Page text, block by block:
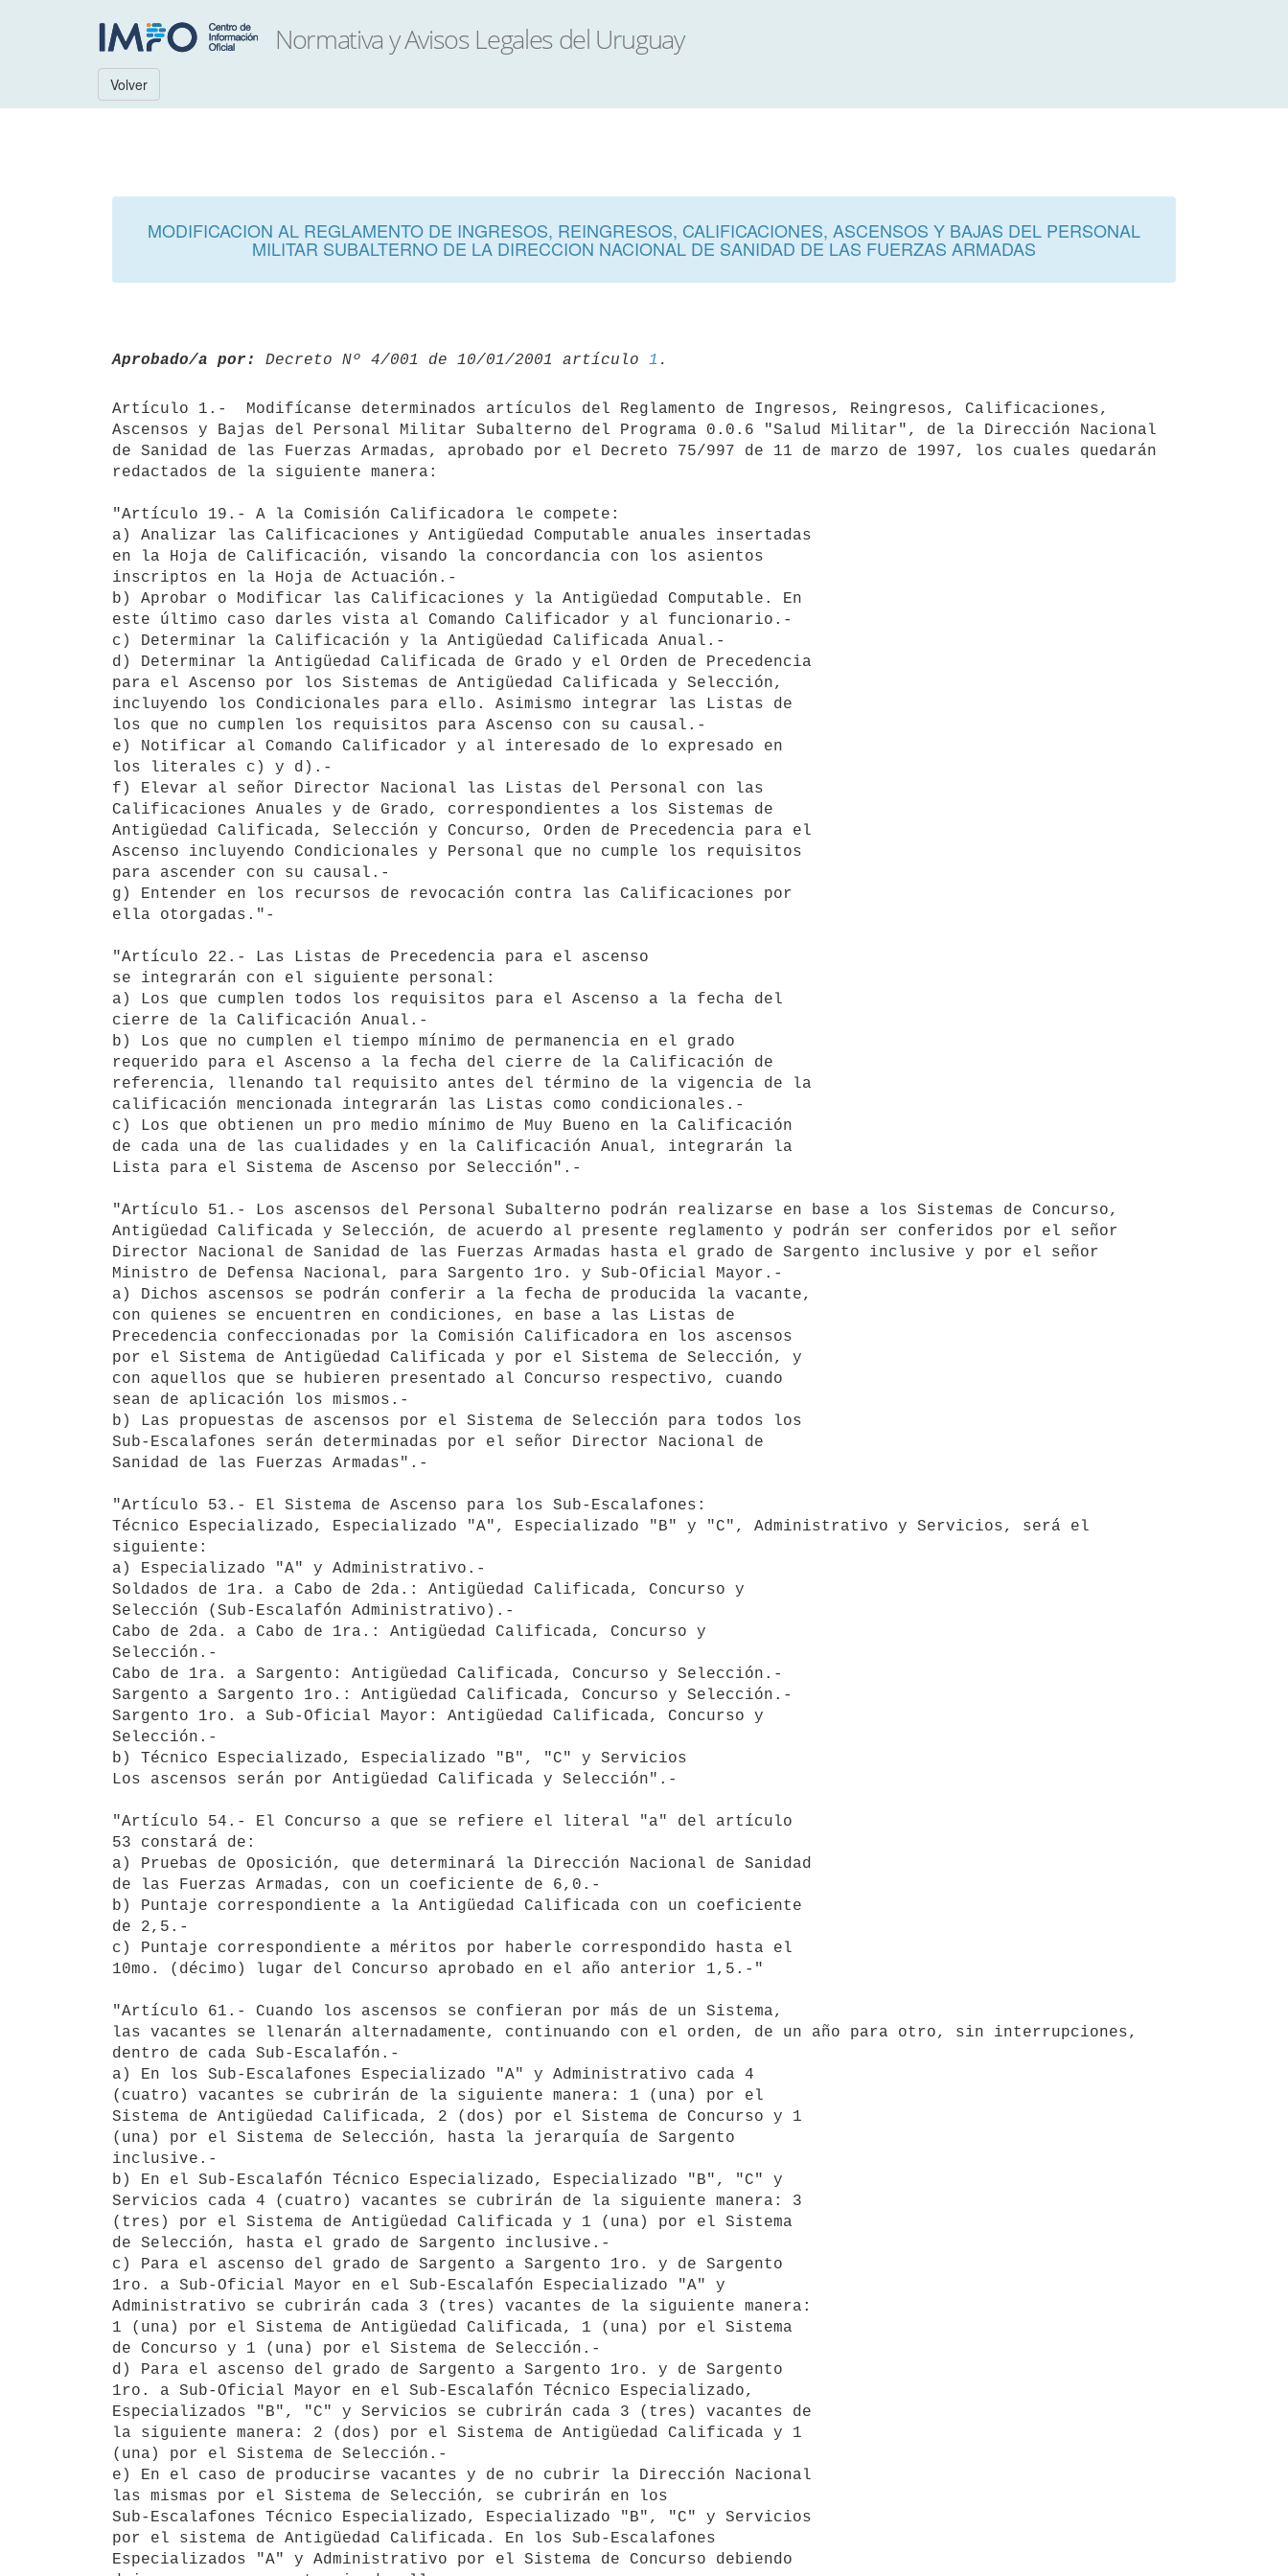
Volver
MODIFICACION AL REGLAMENTO DE INGRESOS, REINGRESOS, CALIFICACIONES, ASCENSOS Y BAJAS DEL PERSONAL
MILITAR SUBALTERNO DE LA DIRECCION NACIONAL DE SANIDAD DE LAS FUERZAS ARMADAS
Aprobado/a por: Decreto Nº 4/001 de 10/01/2001 artículo 1
Artículo 1.-  Modifícanse determinados artículos del Reglamento de Ingresos, Reingresos, Calificaciones,
Ascensos y Bajas del Personal Militar Subalterno del Programa 0.0.6 "Salud Militar", de la Dirección Nacional
de Sanidad de las Fuerzas Armadas, aprobado por el Decreto 75/997 de 11 de marzo de 1997, los cuales quedarán
redactados de la siguiente manera:
"Artículo 19.- A la Comisión Calificadora le compete:
a) Analizar las Calificaciones y Antigüedad Computable anuales insertadas
en la Hoja de Calificación, visando la concordancia con los asientos
inscriptos en la Hoja de Actuación.-
b) Aprobar o Modificar las Calificaciones y la Antigüedad Computable. En
este último caso darles vista al Comando Calificador y al funcionario.-
c) Determinar la Calificación y la Antigüedad Calificada Anual.-
d) Determinar la Antigüedad Calificada de Grado y el Orden de Precedencia
para el Ascenso por los Sistemas de Antigüedad Calificada y Selección,
incluyendo los Condicionales para ello. Asimismo integrar las Listas de
los que no cumplen los requisitos para Ascenso con su causal.-
e) Notificar al Comando Calificador y al interesado de lo expresado en
los literales c) y d).-
f) Elevar al señor Director Nacional las Listas del Personal con las
Calificaciones Anuales y de Grado, correspondientes a los Sistemas de
Antigüedad Calificada, Selección y Concurso, Orden de Precedencia para el
Ascenso incluyendo Condicionales y Personal que no cumple los requisitos
para ascender con su causal.-
g) Entender en los recursos de revocación contra las Calificaciones por
ella otorgadas."-
"Artículo 22.- Las Listas de Precedencia para el ascenso
se integrarán con el siguiente personal:
a) Los que cumplen todos los requisitos para el Ascenso a la fecha del
cierre de la Calificación Anual.-
b) Los que no cumplen el tiempo mínimo de permanencia en el grado
requerido para el Ascenso a la fecha del cierre de la Calificación de
referencia, llenando tal requisito antes del término de la vigencia de la
calificación mencionada integrarán las Listas como condicionales.-
c) Los que obtienen un pro medio mínimo de Muy Bueno en la Calificación
de cada una de las cualidades y en la Calificación Anual, integrarán la
Lista para el Sistema de Ascenso por Selección".-
"Artículo 51.- Los ascensos del Personal Subalterno podrán realizarse en base a los Sistemas de Concurso,
Antigüedad Calificada y Selección, de acuerdo al presente reglamento y podrán ser conferidos por el señor
Director Nacional de Sanidad de las Fuerzas Armadas hasta el grado de Sargento inclusive y por el señor
Ministro de Defensa Nacional, para Sargento 1ro. y Sub-Oficial Mayor.-
a) Dichos ascensos se podrán conferir a la fecha de producida la vacante,
con quienes se encuentren en condiciones, en base a las Listas de
Precedencia confeccionadas por la Comisión Calificadora en los ascensos
por el Sistema de Antigüedad Calificada y por el Sistema de Selección, y
con aquellos que se hubieren presentado al Concurso respectivo, cuando
sean de aplicación los mismos.-
b) Las propuestas de ascensos por el Sistema de Selección para todos los
Sub-Escalafones serán determinadas por el señor Director Nacional de
Sanidad de las Fuerzas Armadas".-
"Artículo 53.- El Sistema de Ascenso para los Sub-Escalafones:
Técnico Especializado, Especializado "A", Especializado "B" y "C", Administrativo y Servicios, será el
siguiente:
a) Especializado "A" y Administrativo.-
Soldados de 1ra. a Cabo de 2da.: Antigüedad Calificada, Concurso y
Selección (Sub-Escalafón Administrativo).-
Cabo de 2da. a Cabo de 1ra.: Antigüedad Calificada, Concurso y
Selección.-
Cabo de 1ra. a Sargento: Antigüedad Calificada, Concurso y Selección.-
Sargento a Sargento 1ro.: Antigüedad Calificada, Concurso y Selección.-
Sargento 1ro. a Sub-Oficial Mayor: Antigüedad Calificada, Concurso y
Selección.-
b) Técnico Especializado, Especializado "B", "C" y Servicios
Los ascensos serán por Antigüedad Calificada y Selección".-
"Artículo 54.- El Concurso a que se refiere el literal "a" del artículo
53 constará de:
a) Pruebas de Oposición, que determinará la Dirección Nacional de Sanidad
de las Fuerzas Armadas, con un coeficiente de 6,0.-
b) Puntaje correspondiente a la Antigüedad Calificada con un coeficiente
de 2,5.-
c) Puntaje correspondiente a méritos por haberle correspondido hasta el
10mo. (décimo) lugar del Concurso aprobado en el año anterior 1,5.-"
"Artículo 61.- Cuando los ascensos se confieran por más de un Sistema,
las vacantes se llenarán alternadamente, continuando con el orden, de un año para otro, sin interrupciones,
dentro de cada Sub-Escalafón.-
a) En los Sub-Escalafones Especializado "A" y Administrativo cada 4
(cuatro) vacantes se cubrirán de la siguiente manera: 1 (una) por el
Sistema de Antigüedad Calificada, 2 (dos) por el Sistema de Concurso y 1
(una) por el Sistema de Selección, hasta la jerarquía de Sargento
inclusive.-
b) En el Sub-Escalafón Técnico Especializado, Especializado "B", "C" y
Servicios cada 4 (cuatro) vacantes se cubrirán de la siguiente manera: 3
(tres) por el Sistema de Antigüedad Calificada y 1 (una) por el Sistema
de Selección, hasta el grado de Sargento inclusive.-
c) Para el ascenso del grado de Sargento a Sargento 1ro. y de Sargento
1ro. a Sub-Oficial Mayor en el Sub-Escalafón Especializado "A" y
Administrativo se cubrirán cada 3 (tres) vacantes de la siguiente manera:
1 (una) por el Sistema de Antigüedad Calificada, 1 (una) por el Sistema
de Concurso y 1 (una) por el Sistema de Selección.-
d) Para el ascenso del grado de Sargento a Sargento 1ro. y de Sargento
1ro. a Sub-Oficial Mayor en el Sub-Escalafón Técnico Especializado,
Especializados "B", "C" y Servicios se cubrirán cada 3 (tres) vacantes de
la siguiente manera: 2 (dos) por el Sistema de Antigüedad Calificada y 1
(una) por el Sistema de Selección.-
e) En el caso de producirse vacantes y de no cubrir la Dirección Nacional
las mismas por el Sistema de Selección, se cubrirán en los
Sub-Escalafones Técnico Especializado, Especializado "B", "C" y Servicios
por el sistema de Antigüedad Calificada. En los Sub-Escalafones
Especializados "A" y Administrativo por el Sistema de Concurso debiendo